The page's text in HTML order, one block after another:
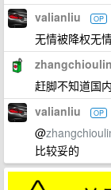
valianliu OP
无情被降权无
zhangchioulin
赶脚不知道国
valianliu OP
@
比较妥的